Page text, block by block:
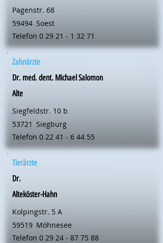
Pagenstr. 68
59494 Soest
Telefon 0 29 21 - 1 32 71
Zahnärzte
Dr. med. dent. Michael Salomon
Alte
Siegfeldstr. 10 b
53721 Siegburg
Telefon 0 22 41 - 6 44 55
Tierärzte
Dr.
Alteköster-Hahn
Kolpingstr. 5 A
59519 Möhnesee
Telefon 0 29 24 - 87 75 88